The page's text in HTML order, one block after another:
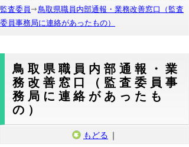
監査委員
鳥取県職員内部通報・業務改善窓口（監査
委員事務局に連絡があったもの）
鳥取県職員内部通報・業
務改善窓口（監査委員事
務局に連絡があったも
の）
もどる ｜